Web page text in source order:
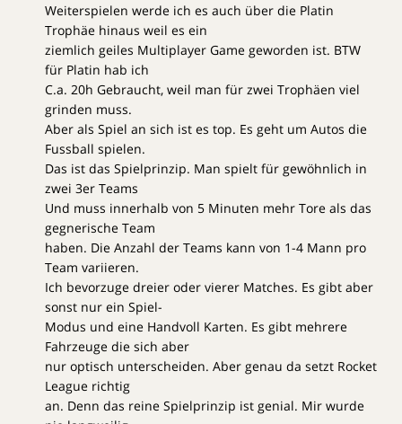
Weiterspielen werde ich es auch über die Platin
Trophäe hinaus weil es ein
ziemlich geiles Multiplayer Game geworden ist. BTW
für Platin hab ich
C.a. 20h Gebraucht, weil man für zwei Trophäen viel
grinden muss.
Aber als Spiel an sich ist es top. Es geht um Autos die
Fussball spielen.
Das ist das Spielprinzip. Man spielt für gewöhnlich in
zwei 3er Teams
Und muss innerhalb von 5 Minuten mehr Tore als das
gegnerische Team
haben. Die Anzahl der Teams kann von 1-4 Mann pro
Team variieren.
Ich bevorzuge dreier oder vierer Matches. Es gibt aber
sonst nur ein Spiel-
Modus und eine Handvoll Karten. Es gibt mehrere
Fahrzeuge die sich aber
nur optisch unterscheiden. Aber genau da setzt Rocket
League richtig
an. Denn das reine Spielprinzip ist genial. Mir wurde